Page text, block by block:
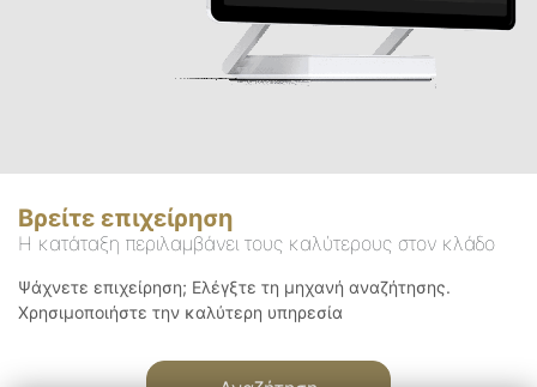
Βρείτε επιχείρηση
Η κατάταξη περιλαμβάνει τους καλύτερους στον κλάδο
Ψάχνετε επιχείρηση; Ελέγξτε τη μηχανή αναζήτησης.
Χρησιμοποιήστε την καλύτερη υπηρεσία